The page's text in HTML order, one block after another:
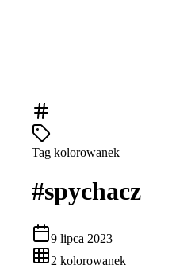
Tag kolorowanek
#spychacz
9 lipca 2023
2 kolorowanek